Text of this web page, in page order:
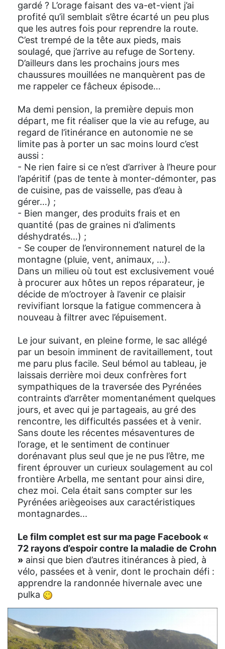
gardé ? L’orage faisant des va-et-vient j’ai
profité qu’il semblait s’être écarté un peu plus
que les autres fois pour reprendre la route.
C’est trempé de la tête aux pieds, mais
soulagé, que j’arrive au refuge de Sorteny.
D’ailleurs dans les prochains jours mes
chaussures mouillées ne manquèrent pas de
me rappeler ce fâcheux épisode…
Ma demi pension, la première depuis mon
départ, me fit réaliser que la vie au refuge, au
regard de l’itinérance en autonomie ne se
limite pas à porter un sac moins lourd c’est
aussi :
- Ne rien faire si ce n’est d’arriver à l’heure pour
l’apéritif (pas de tente à monter-démonter, pas
de cuisine, pas de vaisselle, pas d’eau à
gérer…) ;
- Bien manger, des produits frais et en
quantité (pas de graines ni d’aliments
déshydratés…) ;
- Se couper de l’environnement naturel de la
montagne (pluie, vent, animaux, …).
Dans un milieu où tout est exclusivement voué
à procurer aux hôtes un repos réparateur, je
décide de m’octroyer à l’avenir ce plaisir
revivifiant lorsque la fatigue commencera à
nouveau à filtrer avec l’épuisement.
Le jour suivant, en pleine forme, le sac allégé
par un besoin imminent de ravitaillement, tout
me paru plus facile. Seul bémol au tableau, je
laissais derrière moi deux confrères fort
sympathiques de la traversée des Pyrénées
contraints d’arrêter momentanément quelques
jours, et avec qui je partageais, au gré des
rencontre, les difficultés passées et à venir.
Sans doute les récentes mésaventures de
l’orage, et le sentiment de continuer
dorénavant plus seul que je ne pus l’être, me
firent éprouver un curieux soulagement au col
frontière Arbella, me sentant pour ainsi dire,
chez moi. Cela était sans compter sur les
Pyrénées ariègeoises aux caractéristiques
montagnardes...
Le film complet est sur ma page Facebook «
72 rayons d’espoir contre la maladie de Crohn
» ainsi que bien d’autres itinérances à pied, à
vélo, passées et à venir, dont le prochain défi :
apprendre la randonnée hivernale avec une
pulka